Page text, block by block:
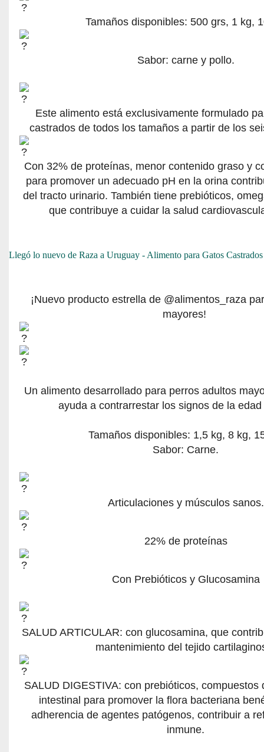
Tamaños disponibles: 500 grs, 1 kg,
Sabor: carne y pollo.
Este alimento está exclusivamente formulado
castrados de todos los tamaños a partir de los
Con 32% de proteínas, menor contenido graso y
para promover un adecuado pH en la orina
del tracto urinario. También tiene prebióticos,
que contribuye a cuidar la salud
Llegó lo nuevo de Raza a Uruguay - Alimento para Gatos
¡Nuevo producto estrella de @alimentos_raza
mayores!
Un alimento desarrollado para perros adultos
ayuda a contrarrestar los signos de la
Tamaños disponibles: 1,5 kg, 8 kg,
Sabor: Carne.
Articulaciones y músculos sanos.
22% de proteínas
Con Prebióticos y Glucosamina
SALUD ARTICULAR: con glucosamina, que
mantenimiento del tejido
SALUD DIGESTIVA: con prebióticos, compuestos
intestinal para promover la flora bacteriana
adherencia de agentes patógenos, contribuir a
inmune.